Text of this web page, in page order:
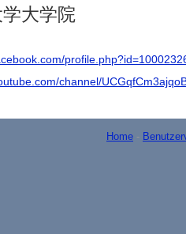
大学院
channel/
Home -